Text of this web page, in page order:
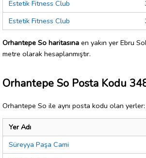
Estetik Fitness Club
Estetik Fitness Club
Orhantepe So haritasına en yakın yer Ebru
metre olarak hesaplanmıştır.
Orhantepe So Posta Kodu
Orhantepe So ile aynı posta kodu olan yerler:
Yer Adı
Süreyya Paşa Cami